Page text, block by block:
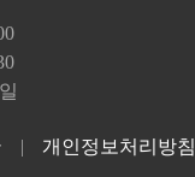
개인정보처리방침